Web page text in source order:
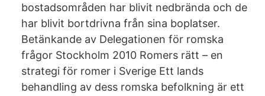
bostadsområden har blivit nedbrända och de
har blivit bortdrivna från sina boplatser.
Betänkande av Delegationen för romska
frågor Stockholm 2010 Romers rätt – en
strategi för romer i Sverige Ett lands
behandling av dess romska befolkning är ett